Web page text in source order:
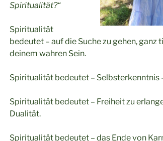
Spiritualität?“
Spiritualität
bedeutet – auf die Suche zu gehen, ganz
deinem wahren Sein.
Spiritualität bedeutet – Selbsterkenntnis
Spiritualität bedeutet – Freiheit zu
Dualität.
Spiritualität bedeutet – das Ende von